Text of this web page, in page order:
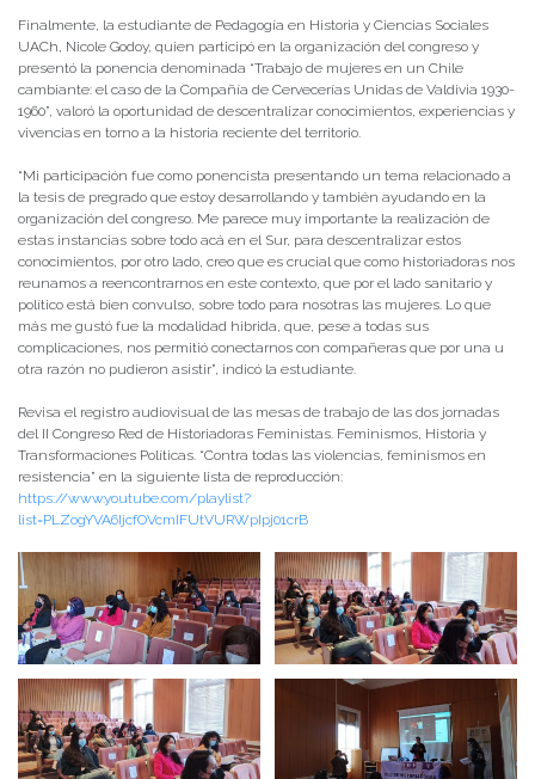
Finalmente, la estudiante de Pedagogía en Historia y Ciencias Sociales
UACh, Nicole Godoy, quien participó en la organización del congreso y
presentó la ponencia denominada “Trabajo de mujeres en un Chile
cambiante: el caso de la Compañía de Cervecerías Unidas de Valdivia 1930-
1960”, valoró la oportunidad de descentralizar conocimientos, experiencias y
vivencias en torno a la historia reciente del territorio.
“Mi participación fue como ponencista presentando un tema relacionado a
la tesis de pregrado que estoy desarrollando y también ayudando en la
organización del congreso. Me parece muy importante la realización de
estas instancias sobre todo acá en el Sur, para descentralizar estos
conocimientos, por otro lado, creo que es crucial que como historiadoras nos
reunamos a reencontrarnos en este contexto, que por el lado sanitario y
político está bien convulso, sobre todo para nosotras las mujeres. Lo que
más me gustó fue la modalidad hibrida, que, pese a todas sus
complicaciones, nos permitió conectarnos con compañeras que por una u
otra razón no pudieron asistir”, indicó la estudiante.
Revisa el registro audiovisual de las mesas de trabajo de las dos jornadas
del II Congreso Red de Historiadoras Feministas. Feminismos, Historia y
Transformaciones Políticas. “Contra todas las violencias, feminismos en
resistencia” en la siguiente lista de reproducción:
https://www.youtube.com/playlist?
list=PLZogYVA6IjcfOVcmIFUtVURWpIpj01crB